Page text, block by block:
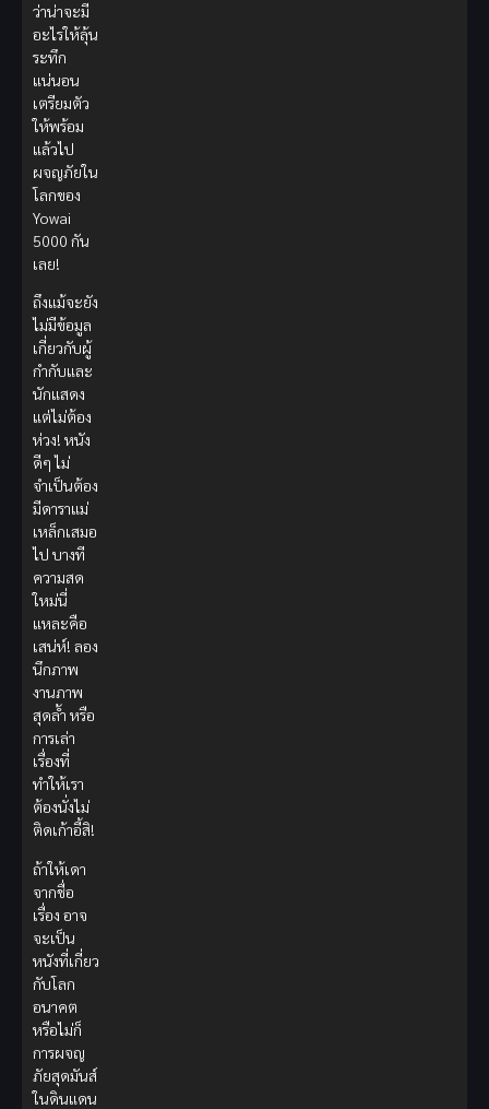
ว่าน่าจะมี
อะไรให้ลุ้น
ระทึก
แน่นอน
เตรียมตัว
ให้พร้อม
แล้วไป
ผจญภัยใน
โลกของ
Yowai
5000 กัน
เลย!
ถึงแม้จะยัง
ไม่มีข้อมูล
เกี่ยวกับผู้
กำกับและ
นักแสดง
แต่ไม่ต้อง
ห่วง! หนัง
ดีๆ ไม่
จำเป็นต้อง
มีดาราแม่
เหล็กเสมอ
ไป บางที
ความสด
ใหม่นี่
แหละคือ
เสน่ห์! ลอง
นึกภาพ
งานภาพ
สุดล้ำ หรือ
การเล่า
เรื่องที่
ทำให้เรา
ต้องนั่งไม่
ติดเก้าอี้สิ!
ถ้าให้เดา
จากชื่อ
เรื่อง อาจ
จะเป็น
หนังที่เกี่ยว
กับโลก
อนาคต
หรือไม่ก็
การผจญ
ภัยสุดมันส์
ในดินแดน